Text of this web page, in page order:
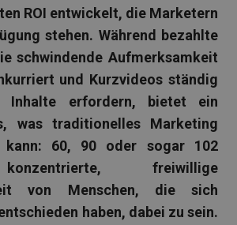
ROI entwickelt, die Marketern
stehen. Während bezahlte
schwindende Aufmerksamkeit
und Kurzvideos ständig
Inhalte erfordern, bietet ein
was traditionelles Marketing
kann: 60, 90 oder sogar 102
freiwillige
von Menschen, die sich
haben, dabei zu sein.